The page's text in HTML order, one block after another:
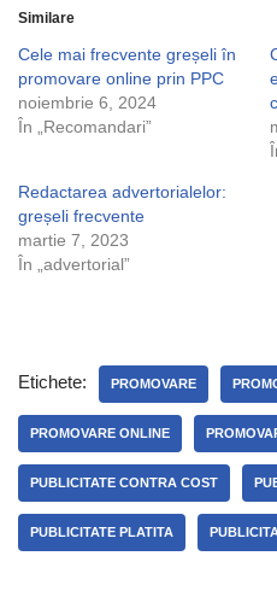
Similare
Cele mai frecvente greșeli în
promovare online prin PPC
noiembrie 6, 2024
În „Recomandari”
Redactarea advertorialelor:
greșeli frecvente
martie 7, 2023
În „advertorial”
Etichete: PROMOVARE
PROMOVARE ONLINE
PUBLICITATE CONTRA COST
PUBLICITATE PLATITA